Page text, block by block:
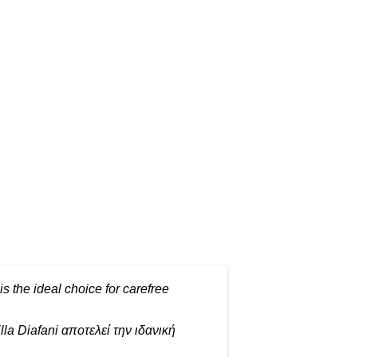
is the ideal choice for carefree
Diafaniαποτελεί την ιδανική